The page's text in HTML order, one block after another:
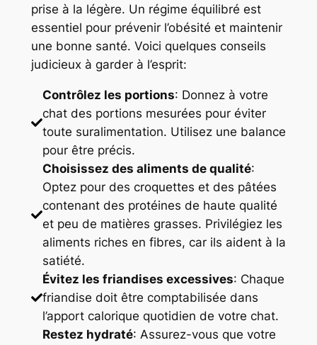
prise à la légère. Un régime équilibré est
essentiel pour prévenir l’obésité et maintenir
une bonne santé. Voici quelques conseils
judicieux à garder à l’esprit:
Contrôlez les portions: Donnez à votre
chat des portions mesurées pour éviter
toute suralimentation. Utilisez une balance
pour être précis.
Choisissez des aliments de qualité:
Optez pour des croquettes et des pâtées
contenant des protéines de haute qualité
et peu de matières grasses. Privilégiez les
aliments riches en fibres, car ils aident à la
satiété.
Évitez les friandises excessives: Chaque
friandise doit être comptabilisée dans
l’apport calorique quotidien de votre chat.
Restez hydraté: Assurez-vous que votre